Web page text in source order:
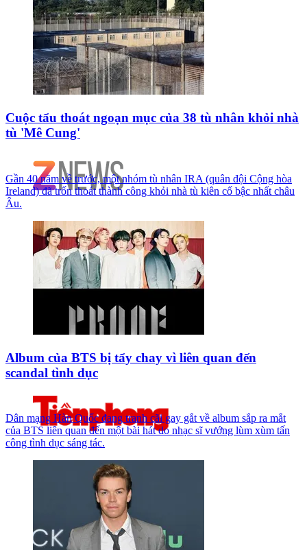
Cuộc tẩu thoát ngoạn mục của 38 tù nhân khỏi nhà
tù 'Mê Cung'
Gần 40 năm về trước, một nhóm tù nhân IRA (quân đội Cộng hòa
Ireland) đã trốn thoát thành công khỏi nhà tù kiên cố bậc nhất châu
Âu.
Album của BTS bị tẩy chay vì liên quan đến
scandal tình dục
Dân mạng Hàn Quốc đang tranh cãi gay gắt về album sắp ra mắt
của BTS liên quan đến một bài hát do nhạc sĩ vướng lùm xùm tấn
công tình dục sáng tác.